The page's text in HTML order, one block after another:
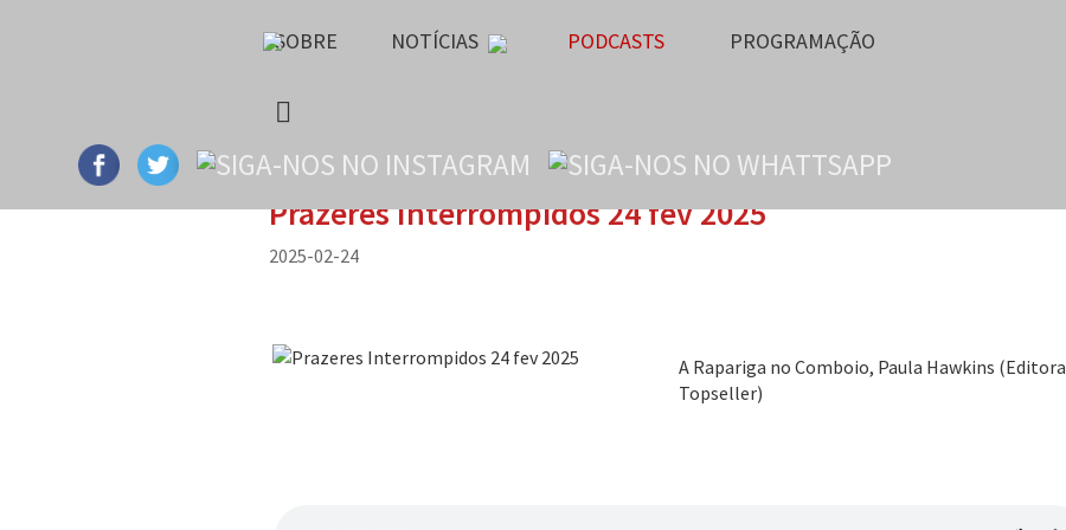
SOBRE NOTÍCIAS PODCASTS PROGRAMAÇÃO
Prazeres Interrompidos 24 fev 2025
2025-02-24
A Rapariga no Comboio, Paula Hawkins (Editora
Topseller)